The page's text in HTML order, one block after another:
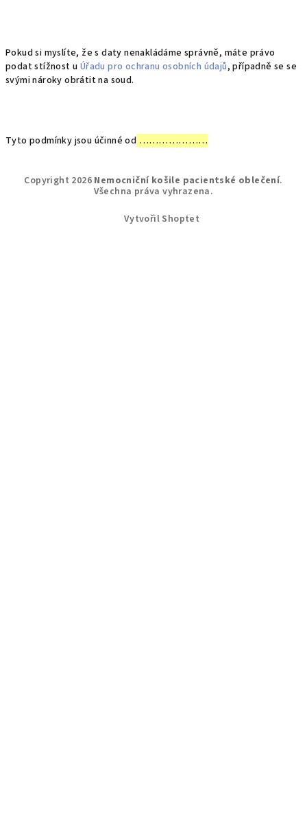
Pokud si myslíte, že s daty nenakládáme správně, máte právo
podat stížnost u Úřadu pro ochranu osobních údajů, případně se se
svými nároky obrátit na soud.
Tyto podmínky jsou účinné od …………………
Copyright 2026 Nemocniční košile pacientské oblečení.
Všechna práva vyhrazena.
Vytvořil Shoptet